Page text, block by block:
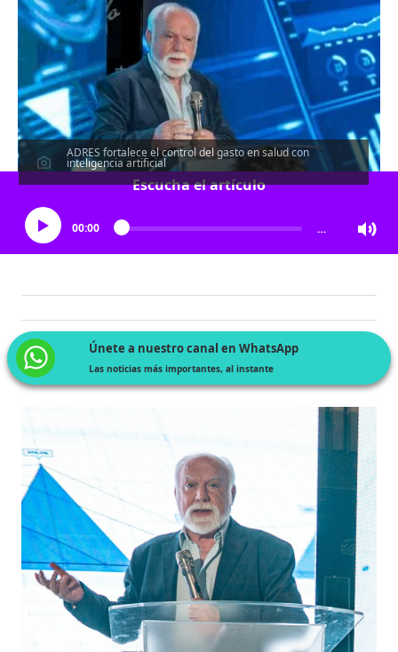
ADRES fortalece el control del gasto en salud con
inteligencia artificial
Escucha el artículo
00:00 …
Únete a nuestro canal en WhatsApp
Las noticias más importantes, al instante